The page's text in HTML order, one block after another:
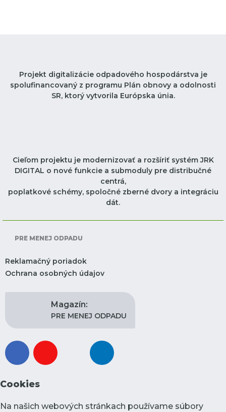
Projekt digitalizácie odpadového hospodárstva je
spolufinancovaný z programu Plán obnovy a odolnosti
SR, ktorý vytvorila Európska únia.
Cieľom projektu je modernizovať a rozšíriť systém JRK
DIGITAL o nové funkcie a submoduly pre distribučné
centrá,
poplatkové schémy, spoločné zberné dvory a integráciu
dát.
PRE MENEJ ODPADU
Reklamačný poriadok
Ochrana osobných údajov
Magazín:
PRE MENEJ ODPADU
facebookyoutube instagramlinkedin
Cookies
Na našich webových stránkach používame súbory